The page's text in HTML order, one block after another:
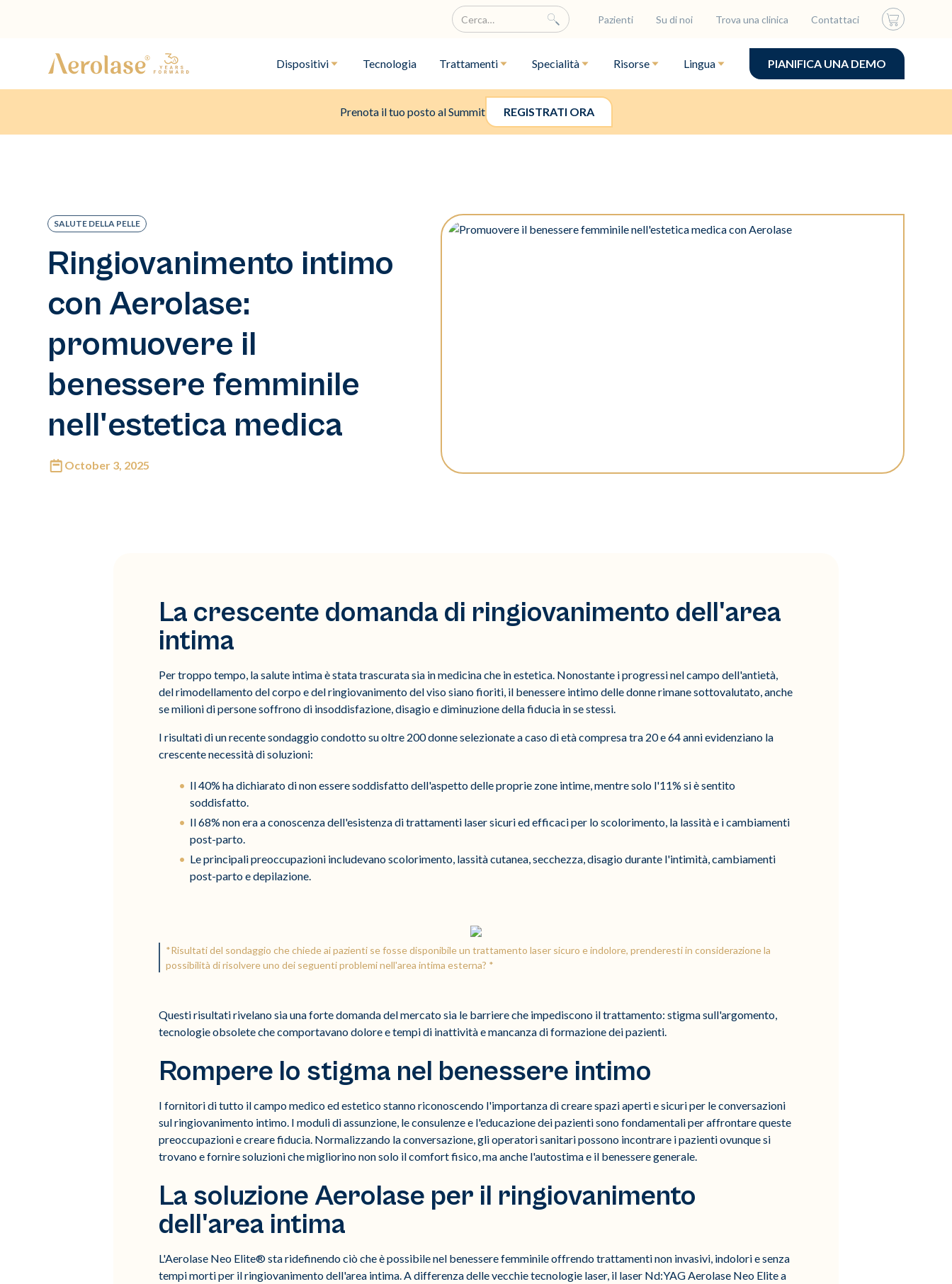
Pazienti Su di noi Trova una clinica Contattaci
Dispositivi Tecnologia Trattamenti Specialità Risorse Lingua PIANIFICA UNA DEMO
Prenota il tuo posto al Summit REGISTRATI ORA
SALUTE DELLA PELLE
Ringiovanimento intimo
con Aerolase:
promuovere il
benessere femminile
nell'estetica medica
October 3, 2025
La crescente domanda di ringiovanimento dell'area
intima
Per troppo tempo, la salute intima è stata trascurata sia in medicina che in estetica. Nonostante i progressi nel campo dell'antietà,
del rimodellamento del corpo e del ringiovanimento del viso siano fioriti, il benessere intimo delle donne rimane sottovalutato, anche
se milioni di persone soffrono di insoddisfazione, disagio e diminuzione della fiducia in se stessi.
I risultati di un recente sondaggio condotto su oltre 200 donne selezionate a caso di età compresa tra 20 e 64 anni evidenziano la
crescente necessità di soluzioni:
Il 40% ha dichiarato di non essere soddisfatto dell'aspetto delle proprie zone intime, mentre solo l'11% si è sentito
soddisfatto.
Il 68% non era a conoscenza dell'esistenza di trattamenti laser sicuri ed efficaci per lo scolorimento, la lassità e i cambiamenti
post-parto.
Le principali preoccupazioni includevano scolorimento, lassità cutanea, secchezza, disagio durante l'intimità, cambiamenti
post-parto e depilazione.
*Risultati del sondaggio che chiede ai pazienti se fosse disponibile un trattamento laser sicuro e indolore, prenderesti in considerazione la
possibilità di risolvere uno dei seguenti problemi nell'area intima esterna? *
Questi risultati rivelano sia una forte domanda del mercato sia le barriere che impediscono il trattamento: stigma sull'argomento,
tecnologie obsolete che comportavano dolore e tempi di inattività e mancanza di formazione dei pazienti.
Rompere lo stigma nel benessere intimo
I fornitori di tutto il campo medico ed estetico stanno riconoscendo l'importanza di creare spazi aperti e sicuri per le conversazioni
sul ringiovanimento intimo. I moduli di assunzione, le consulenze e l'educazione dei pazienti sono fondamentali per affrontare queste
preoccupazioni e creare fiducia. Normalizzando la conversazione, gli operatori sanitari possono incontrare i pazienti ovunque si
trovano e fornire soluzioni che migliorino non solo il comfort fisico, ma anche l'autostima e il benessere generale.
La soluzione Aerolase per il ringiovanimento
dell'area intima
L'Aerolase Neo Elite® sta ridefinendo ciò che è possibile nel benessere femminile offrendo trattamenti non invasivi, indolori e senza
tempi morti per il ringiovanimento dell'area intima. A differenza delle vecchie tecnologie laser, il laser Nd:YAG Aerolase Neo Elite a